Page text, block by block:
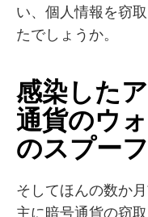
い、個人情報を窃
たでしょうか。
感染した
通貨のウ
のスプー
そしてほんの数か
主に暗号通貨の窃